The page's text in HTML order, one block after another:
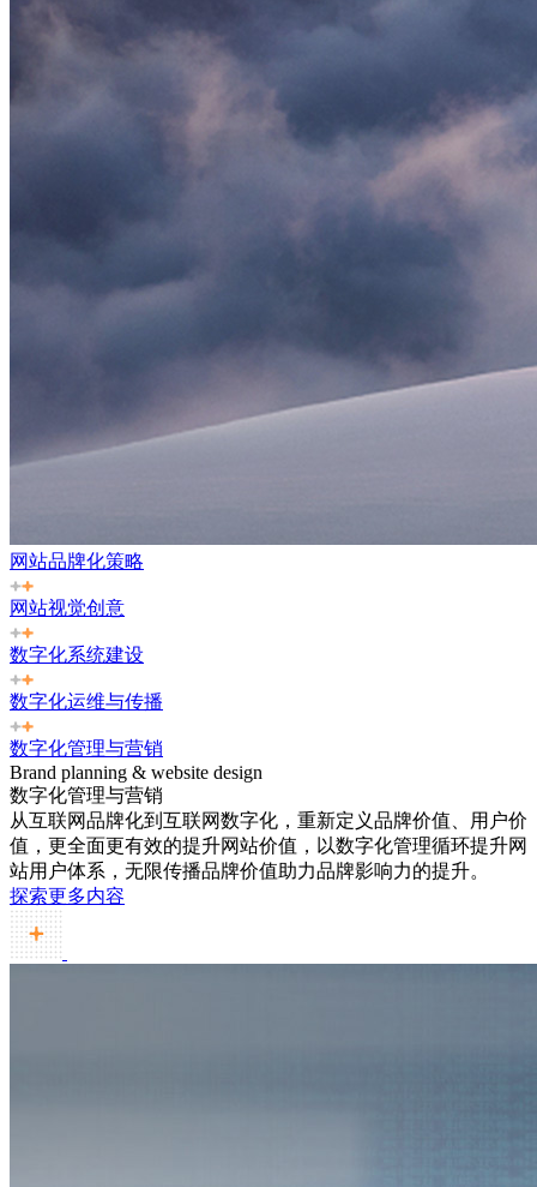
网站品牌化策略
网站视觉创意
数字化系统建设
数字化运维与传播
数字化管理与营销
Brand planning & website design
数字化管理与营销
从互联网品牌化到互联网数字化，重新定义品牌价值、用户价
值，更全面更有效的提升网站价值，以数字化管理循环提升网
站用户体系，无限传播品牌价值助力品牌影响力的提升。
探索更多内容